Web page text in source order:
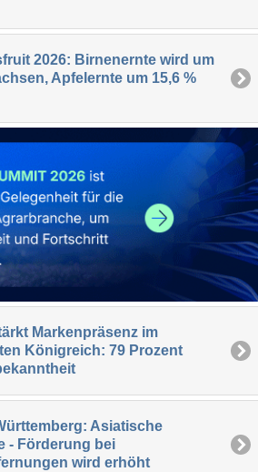
2026: Birnenernte wird um
Apfelernte um 15,6 %
Markenpräsenz im
Königreich: 79 Prozent
Asiatische
- Förderung bei
wird erhöht